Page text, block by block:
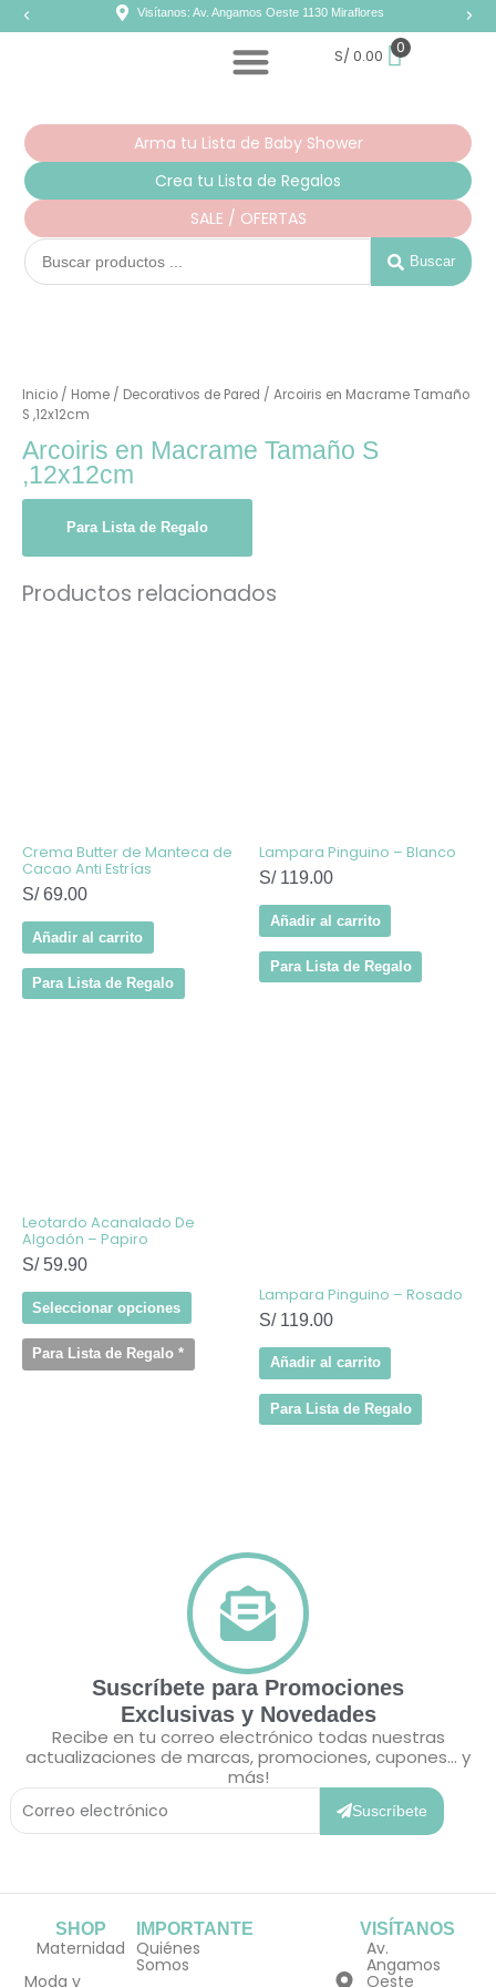
Visítanos: Av. Angamos Oeste 1130 Miraflores
S/ 0.00 0
Arma tu Lista de Baby Shower
Crea tu Lista de Regalos
SALE / OFERTAS
Search
Buscar
Inicio/ Home/ Decorativos de Pared / Arcoiris en Macrame Tamaño
S ,12x12cm
Arcoiris en Macrame Tamaño S
,12x12cm
Para Lista de Regalo
Productos relacionados
Crema Butter de Manteca de
Cacao Anti Estrías
S/69.00
Añadir al carrito
Para Lista de Regalo
Lampara Pinguino – Blanco
S/119.00
Añadir al carrito
Para Lista de Regalo
Leotardo Acanalado De
Algodón – Papiro
S/59.90
Seleccionar opciones
elegir
en
producto
Para Lista de Regalo *
Lampara Pinguino – Rosado
S/119.00
Añadir al carrito
Para Lista de Regalo
Suscríbete para Promociones
Exclusivas y Novedades
Recibe en tu correo electrónico todas nuestras
actualizaciones de marcas, promociones, cupones... y
más!
Correo
Electrónico
Suscríbete
SHOP
Maternidad
Moda y
IMPORTANTE
Quiénes
Somos
VISÍTANOS
Av.
Angamos
Oeste